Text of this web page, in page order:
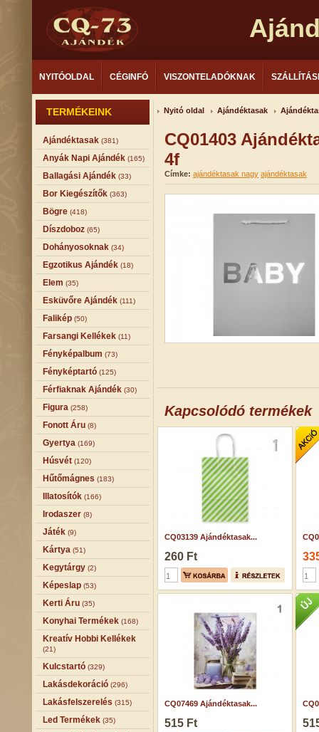
NYITÓOLDAL CÉGINFÓ VISZONTELADÓKNAK
TERMÉKEINK
Ajándéktasak (381)
Anyák Napi Ajándék (165)
Ballagási Ajándék (33)
Bor Kiegészítők (363)
Bögre (418)
Díszdoboz (65)
Dohányosoknak (34)
Egzotikus Ajándék (18)
Elem (35)
Esküvőre Ajándék (111)
Falikép (50)
Farsangi Kellékek (11)
Fényképalbum (73)
Fényképtartó (125)
Férfiaknak Ajándék (30)
Figura (258)
Fonott Áru (8)
Gyertya (169)
Húsvét (120)
Hűtőmágnes (183)
Illatosítók (166)
Irodaszer (8)
Játék (9)
Kártya (51)
Kegytárgy (2)
Képeslap (53)
Kerti Áru (35)
Konyhai Termékek (168)
Kreatív Hobbi Kellékek
(21)
Kulcstartó (329)
Lakásdekoráció (296)
Lakásfelszerelés (315)
Led Termékek (35)
Nyitó oldal Ajándéktasak
CQ01403
4f
Címke: ajándéktasak nagy ajándéktasak
Kapcsolódó termékek
CQ03139 Ajándéktasak...
260 Ft
CQ07469 Ajándéktasak...
515 Ft